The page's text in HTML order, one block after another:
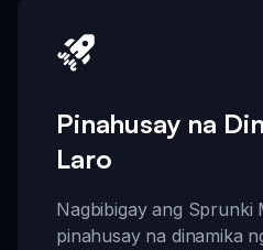
Pinahusay na
Laro
Nagbibigay ang Sprunki
pinahusay na dinamika